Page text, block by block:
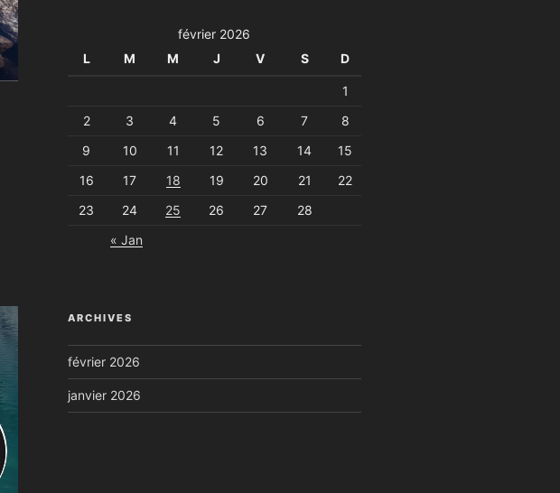
février 2026
L
M M J V S D
1
2
3 4 5 6 7
8
9
10 11 12 13 14
15
16
17 18 19 20 21
22
23
24 25 26 27
28
« Jan
ARCHIVES
février 2026
janvier 2026